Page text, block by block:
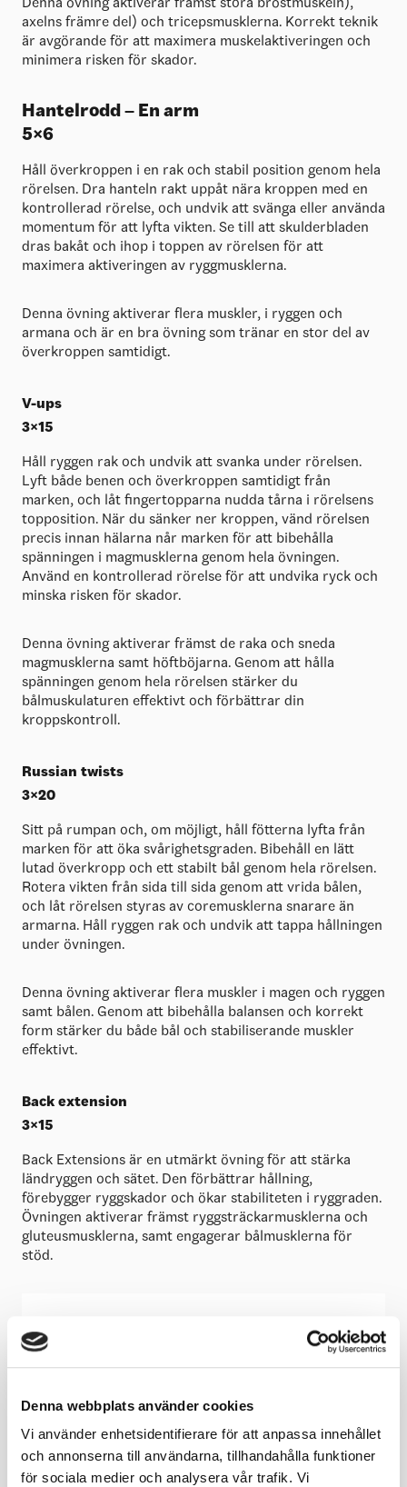
Denna webbplats använder cookies
Vi använder enhetsidentifierare för att anpassa innehållet
och annonserna till användarna, tillhandahålla funktioner
för sociala medier och analysera vår trafik. Vi
axelns främre del) och tricepsmusklerna. Korrekt teknik
är avgörande för att maximera muskelaktiveringen och
minimera risken för skador.
Hantelrodd – En arm
5×6
Håll överkroppen i en rak och stabil position genom hela
rörelsen. Dra hanteln rakt uppåt nära kroppen med en
kontrollerad rörelse, och undvik att svänga eller använda
momentum för att lyfta vikten. Se till att skulderbladen
dras bakåt och ihop i toppen av rörelsen för att
maximera aktiveringen av ryggmusklerna.
Denna övning aktiverar flera muskler, i ryggen och
armana och är en bra övning som tränar en stor del av
överkroppen samtidigt.
V-ups
3×15
Håll ryggen rak och undvik att svanka under rörelsen.
Lyft både benen och överkroppen samtidigt från
marken, och låt fingertopparna nudda tårna i rörelsens
topposition. När du sänker ner kroppen, vänd rörelsen
precis innan hälarna når marken för att bibehålla
spänningen i magmusklerna genom hela övningen.
Använd en kontrollerad rörelse för att undvika ryck och
minska risken för skador.
Denna övning aktiverar främst de raka och sneda
magmusklerna samt höftböjarna. Genom att hålla
spänningen genom hela rörelsen stärker du
bålmuskulaturen effektivt och förbättrar din
kroppskontroll.
Russian twists
3×20
Sitt på rumpan och, om möjligt, håll fötterna lyfta från
marken för att öka svårighetsgraden. Bibehåll en lätt
lutad överkropp och ett stabilt bål genom hela rörelsen.
Rotera vikten från sida till sida genom att vrida bålen,
och låt rörelsen styras av coremusklerna snarare än
armarna. Håll ryggen rak och undvik att tappa hållningen
under övningen.
Denna övning aktiverar flera muskler i magen och ryggen
samt bålen. Genom att bibehålla balansen och korrekt
form stärker du både bål och stabiliserande muskler
effektivt.
Back extension
3×15
Back Extensions är en utmärkt övning för att stärka
ländryggen och sätet. Den förbättrar hållning,
förebygger ryggskador och ökar stabiliteten i ryggraden.
Övningen aktiverar främst ryggsträckarmusklerna och
gluteusmusklerna, samt engagerar bålmusklerna för
stöd.
prestationsutveckling och är även fysansvarig inom
Svenska Ishockeyförbundet. Hon har en kandidatexamen
i idrottsvetenskap, samt en Mastersexamen i
idrottsfysiologi.